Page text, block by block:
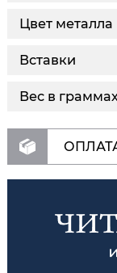
Цвет металла
Вставки
Вес в